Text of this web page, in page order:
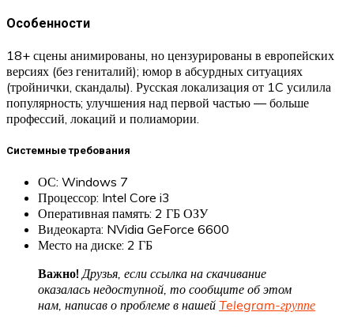
Особенности
18+ сцены анимированы, но цензурированы в европейских
версиях (без гениталий); юмор в абсурдных ситуациях
(тройнички, скандалы). Русская локализация от 1C усилила
популярность; улучшения над первой частью — больше
профессий, локаций и полиамории.
Системные требования
ОС: Windows 7
Процессор: Intel Core i3
Оперативная память: 2 ГБ ОЗУ
Видеокарта: NVidia GeForce 6600
Место на диске: 2 ГБ
Важно! Друзья, если ссылка на скачивание
оказалась недоступной, то сообщите об этом
нам, написав о проблеме в нашей Telegram-группе